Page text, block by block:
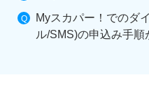
Myスカパー！でのダ
ル/SMS)の申込み手順